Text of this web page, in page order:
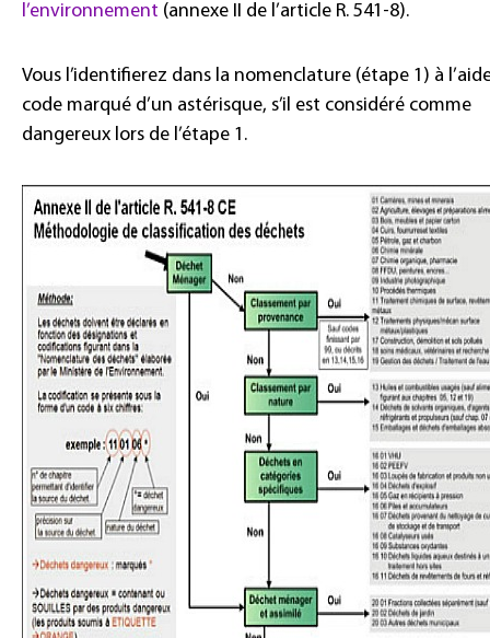
l’environnement (annexe II de l’article R. 541-8).
Vous l’identifierez dans la nomenclature (étape 1) à
code marqué d’un astérisque, s’il est considéré comme
dangereux lors de l’étape 1.